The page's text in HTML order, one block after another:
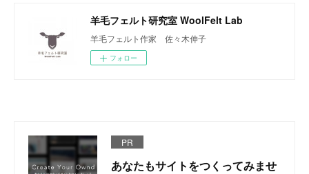
羊毛フェルト研究室 WoolFelt Lab
羊毛フェルト作家 佐々木伸子
フォロー
PR
あなたもサイトをつくってみませ